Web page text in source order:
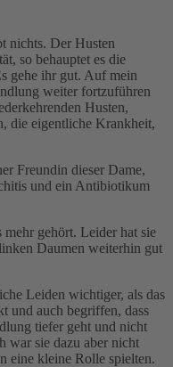
nichts. Der Husten
so behauptet es die
gehe ihr gut. Auf mein
weiter fortzuführen
Husten,
die eigentliche Krankheit,
Freundin dieser Dame,
und ein Antibiotikum
gehört. Leider hat sie
Daumen weiterhin gut
Leiden wichtiger, als das
und auch begriffen, dass
tiefer geht und nicht
war sie dazu aber nicht
eine kleine Rolle spielten.